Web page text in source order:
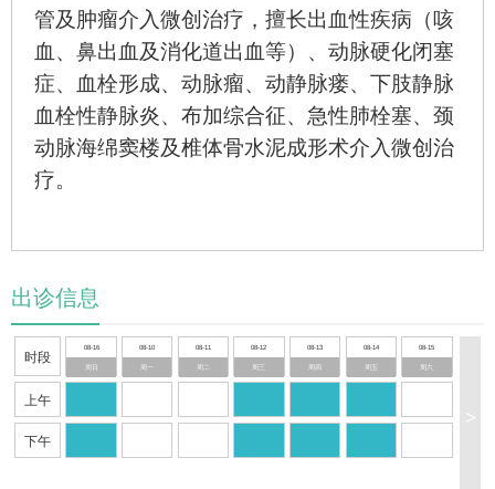
管及肿瘤介入微创治疗， 擅长出血性疾病（咳
血、鼻出血及消化道出血等）、动脉硬化闭塞
症、血栓形成、动脉瘤、动静脉瘘、下肢静脉
血栓性静脉炎、布加综合征、急性肺栓塞、颈
动脉海绵窦楼及椎体骨水泥成形术介入微创治
疗。
出诊信息
时段
上午
下午
08-16
周日
08-10
周一
08-11 08-12
周三
08-13
周四
08-14
周五
08-15
周六
>